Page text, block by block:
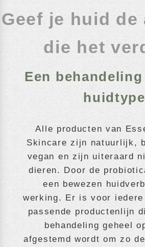
Geef je huid de
die het
Een
huidtype
Alle producten van
Skincare zijn natuurlijk,
vegan en zijn uiteraard
dieren. Door de
een bewezen
werking. Er is voor
passende productenlijn
behandeling geheel
afgestemd wordt om zo